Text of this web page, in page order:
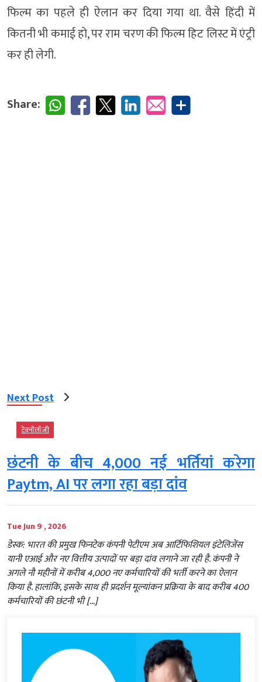
फिल्म का पहले ही ऐलान कर दिया गया था. वैसे हिंदी में
कितनी भी कमाई हो, पर राम चरण की फिल्म हिट लिस्ट में एंट्री
कर ही लेगी.
Share:
Next Post
टेक्‍नोलॉजी
छंटनी के बीच 4,000 नई भर्तियां करेगा
Paytm, AI पर लगा रहा बड़ा दांव
Tue Jun 9 , 2026
डेस्क: भारत की प्रमुख फिनटेक कंपनी पेटीएम अब आर्टिफिशियल इंटेलिजेंस
यानी एआई और नए वित्तीय उत्पादों पर बड़ा दांव लगाने जा रही है. कंपनी ने
अगले नौ महीनों में करीब 4,000 नए कर्मचारियों की भर्ती करने का ऐलान
किया है. हालांकि, इसके साथ ही प्रदर्शन मूल्यांकन प्रक्रिया के बाद करीब 400
कर्मचारियों की छंटनी भी […]